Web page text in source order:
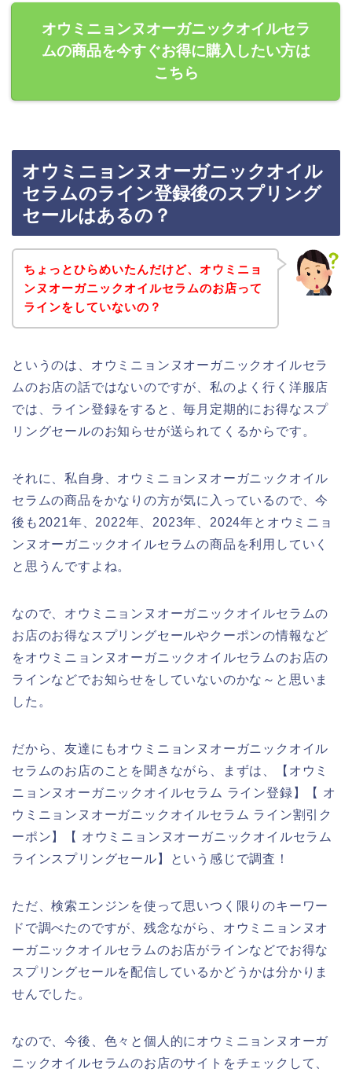
オウミニョンヌオーガニックオイルセラ
ムの商品を今すぐお得に購入したい方は
こちら
オウミニョンヌオーガニックオイル
セラムのライン登録後のスプリング
セールはあるの？
ちょっとひらめいたんだけど、オウミニョ
ンヌオーガニックオイルセラムのお店って
ラインをしていないの？
というのは、オウミニョンヌオーガニックオイルセラ
ムのお店の話ではないのですが、私のよく行く洋服店
では、ライン登録をすると、毎月定期的にお得なスプ
リングセールのお知らせが送られてくるからです。
それに、私自身、オウミニョンヌオーガニックオイル
セラムの商品をかなりの方が気に入っているので、今
後も2021年、2022年、2023年、2024年とオウミニョ
ンヌオーガニックオイルセラムの商品を利用していく
と思うんですよね。
なので、オウミニョンヌオーガニックオイルセラムの
お店のお得なスプリングセールやクーポンの情報など
をオウミニョンヌオーガニックオイルセラムのお店の
ラインなどでお知らせをしていないのかな～と思いま
した。
だから、友達にもオウミニョンヌオーガニックオイル
セラムのお店のことを聞きながら、まずは、【オウミ
ニョンヌオーガニックオイルセラム ライン登録】【 オ
ウミニョンヌオーガニックオイルセラム ライン割引ク
ーポン】【 オウミニョンヌオーガニックオイルセラム
ラインスプリングセール】という感じで調査！
ただ、検索エンジンを使って思いつく限りのキーワー
ドで調べたのですが、残念ながら、オウミニョンヌオ
ーガニックオイルセラムのお店がラインなどでお得な
スプリングセールを配信しているかどうかは分かりま
せんでした。
なので、今後、色々と個人的にオウミニョンヌオーガ
ニックオイルセラムのお店のサイトをチェックして、